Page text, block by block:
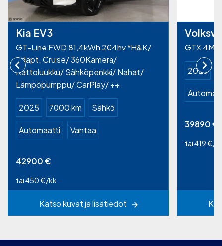
Kia EV3
GT-Line FWD 81,4kWh 204hv *H&K/
Adapt. Cruise/ 360Kamera/
Kattoluukku/ Sähköpenkki/ Nahat/
Lämpöpumppu/ CarPlay/ ++
2025 7000 km Sähkö
Automaatti Vantaa
42900€
tai 450 €/kk
Katso kuvat ja lisätiedot
GTX
2023
39890€
tai 419 €/